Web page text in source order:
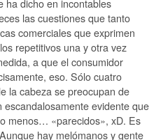
las cuestiones que tanto
comerciales que exprimen
repetitivos una y otra vez
a que el consumidor
eso. Sólo cuatro
la cabeza se preocupan de
escandalosamente evidente que
menos… «parecidos», xD. Es
hay melómanos y gente